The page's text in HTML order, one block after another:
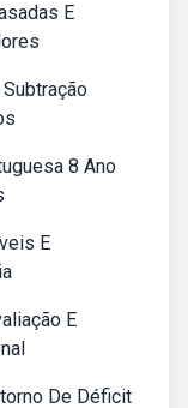
E
8 Ano
E
E
De Déficit